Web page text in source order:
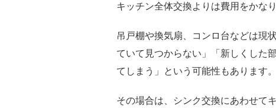
キッチン全体交換よりは費用をかな
吊戸棚や換気扇、コンロ台などは現
ていて見つからない」「新しくした
てしまう」という可能性もあります。
その場合は、シンク交換にあわせて